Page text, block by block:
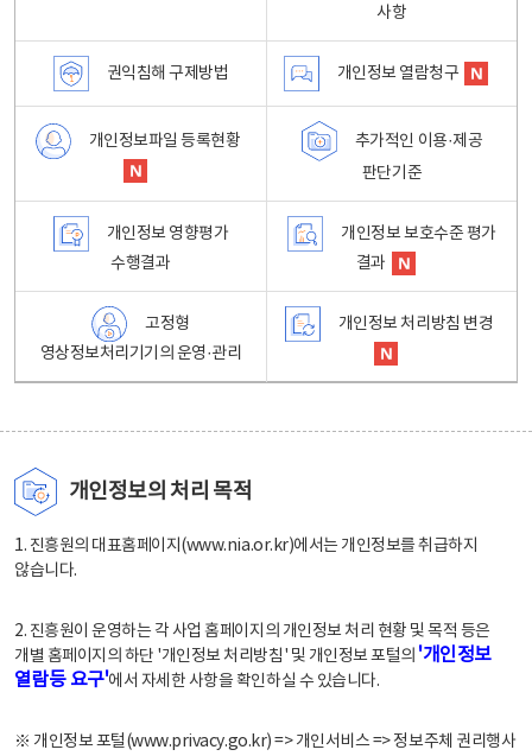
사항
권익침해 구제방법 개인정보 열람청구
개인정보파일 등록현황
추가적인 이용·제공
판단기준
개인정보 영향평가
수행결과
개인정보 보호수준 평가
결과
고정형
영상정보처리기기의 운영·관리
개인정보 처리방침 변경
개인정보의 처리 목적
1. 진흥원의 대표홈페이지(www.nia.or.kr)에서는 개인정보를 취급하지
않습니다.
2. 진흥원이 운영하는 각 사업 홈페이지의 개인정보 처리 현황 및 목적 등은
개별 홈페이지의 하단 '개인정보 처리방침' 및 개인정보 포털의 '개인정보
열람등 요구'에서 자세한 사항을 확인하실 수 있습니다.
※ 개인정보 포털(www.privacy.go.kr) => 개인서비스 => 정보주체 권리행사